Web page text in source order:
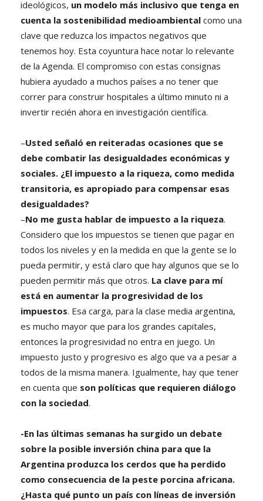
ideológicos, un modelo más inclusivo que tenga en
cuenta la sostenibilidad medioambiental como una
clave que reduzca los impactos negativos que
tenemos hoy. Esta coyuntura hace notar lo relevante
de la Agenda. El compromiso con estas consignas
hubiera ayudado a muchos países a no tener que
correr para construir hospitales a último minuto ni a
invertir recién ahora en investigación científica.
–Usted señaló en reiteradas ocasiones que se
debe combatir las desigualdades económicas y
sociales. ¿El impuesto a la riqueza, como medida
transitoria, es apropiado para compensar esas
desigualdades?
–No me gusta hablar de impuesto a la riqueza.
Considero que los impuestos se tienen que pagar en
todos los niveles y en la medida en que la gente se lo
pueda permitir, y está claro que hay algunos que se lo
pueden permitir más que otros. La clave para mí
está en aumentar la progresividad de los
impuestos. Esa carga, para la clase media argentina,
es mucho mayor que para los grandes capitales,
entonces la progresividad no entra en juego. Un
impuesto justo y progresivo es algo que va a pesar a
todos de la misma manera. Igualmente, hay que tener
en cuenta que son políticas que requieren diálogo
con la sociedad.
-En las últimas semanas ha surgido un debate
sobre la posible inversión china para que la
Argentina produzca los cerdos que ha perdido
como consecuencia de la peste porcina africana.
¿Hasta qué punto un país con líneas de inversión